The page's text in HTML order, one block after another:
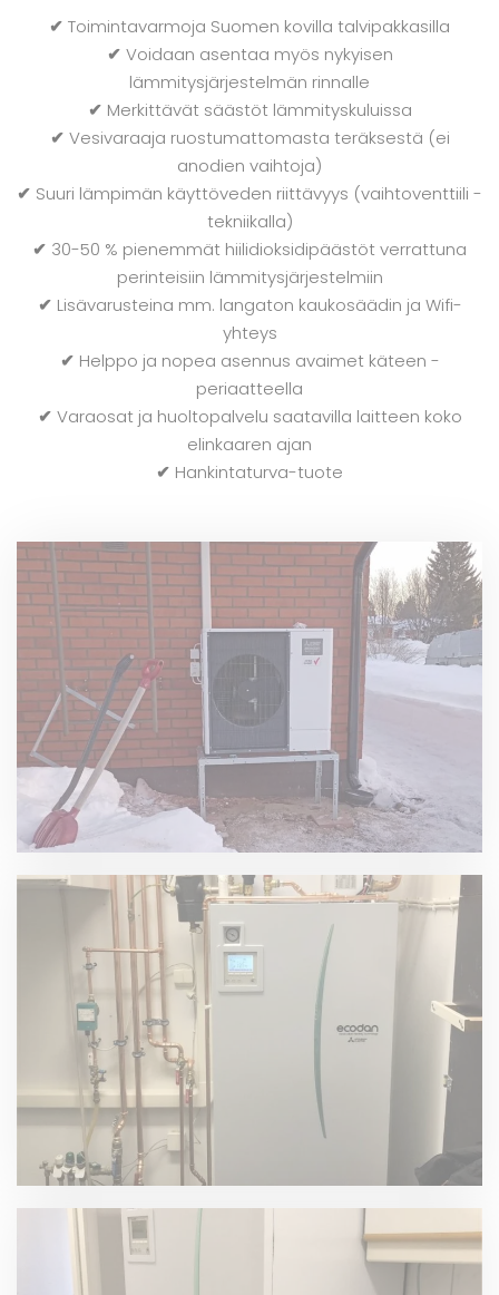
✔ Toimintavarmoja Suomen kovilla talvipakkasilla
✔ Voidaan asentaa myös nykyisen
lämmitysjärjestelmän rinnalle
✔ Merkittävät säästöt lämmityskuluissa
✔ Vesivaraaja ruostumattomasta teräksestä (ei
anodien vaihtoja)
✔ Suuri lämpimän käyttöveden riittävyys (vaihtoventtiili -
tekniikalla)
✔ 30-50 % pienemmät hiilidioksidipäästöt verrattuna
perinteisiin lämmitysjärjestelmiin
✔ Lisävarusteina mm. langaton kaukosäädin ja Wifi-
yhteys
✔ Helppo ja nopea asennus avaimet käteen -
periaatteella
✔ Varaosat ja huoltopalvelu saatavilla laitteen koko
elinkaaren ajan
✔ Hankintaturva-tuote